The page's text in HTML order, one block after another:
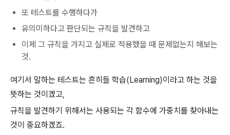
또 테스트를 수행하다가
유의미하다고 판단되는 규칙을 발견하고
이제 그 규칙을 가지고 실제로 적용했을 때 문제없는지 해보는
것.
여기서 말하는 테스트는 흔히들 학습(Learning)이라고 하는 것을
뜻하는 것이겠고,
규칙을 발견하기 위해서는 사용되는 각 함수에 가중치를 찾아내는
것이 중요하겠죠.